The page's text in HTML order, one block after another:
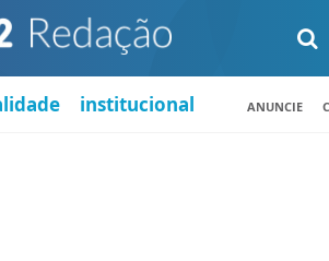
institucional ANUNCIE